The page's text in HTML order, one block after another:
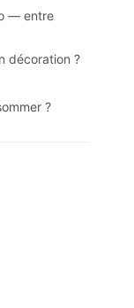
— entre
décoration ?
?